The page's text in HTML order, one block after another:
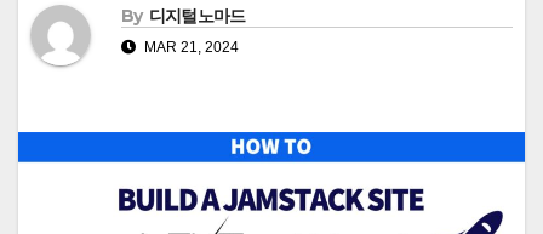
By 디지털노마드
MAR 21, 2024